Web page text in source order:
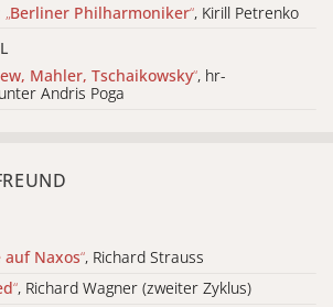
„Berliner Philharmoniker“, Kirill Petrenko
Mahler, Tschaikowsky“, hr-
Andris Poga
Naxos“, Richard Strauss
“, Richard Wagner (zweiter Zyklus)